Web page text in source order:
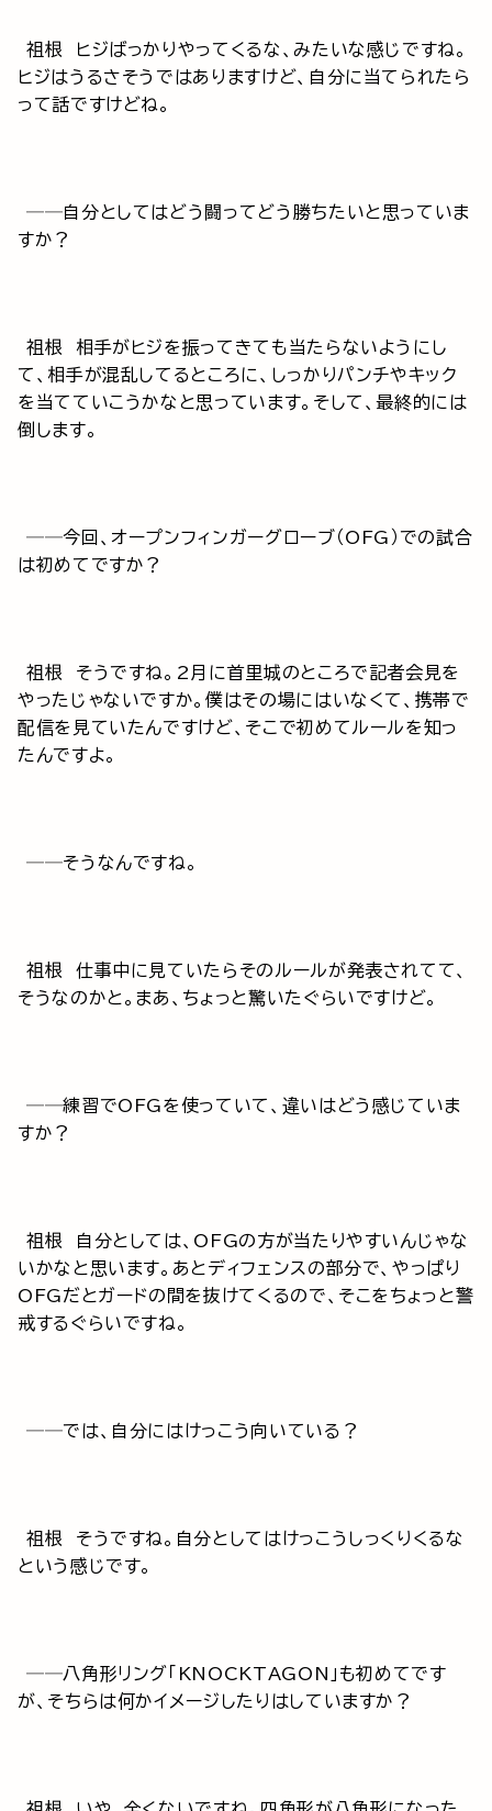
祖根 ヒジばっかりやってくるな、みたいな感じですね。
ヒジはうるさそうではありますけど、自分に当てられたら
って話ですけどね。
──自分としてはどう闘ってどう勝ちたいと思っていま
すか？
祖根 相手がヒジを振ってきても当たらないようにし
て、相手が混乱してるところに、しっかりパンチやキック
を当てていこうかなと思っています。そして、最終的には
倒します。
──今回、オープンフィンガーグローブ（OFG）での試合
は初めてですか？
祖根 そうですね。2月に首里城のところで記者会見を
やったじゃないですか。僕はその場にはいなくて、携帯で
配信を見ていたんですけど、そこで初めてルールを知っ
たんですよ。
──そうなんですね。
祖根 仕事中に見ていたらそのルールが発表されてて、
そうなのかと。まあ、ちょっと驚いたぐらいですけど。
──練習でOFGを使っていて、違いはどう感じていま
すか？
祖根 自分としては、OFGの方が当たりやすいんじゃな
いかなと思います。あとディフェンスの部分で、やっぱり
OFGだとガードの間を抜けてくるので、そこをちょっと警
戒するぐらいですね。
──では、自分にはけっこう向いている？
祖根 そうですね。自分としてはけっこうしっくりくるな
という感じです。
──八角形リング「KNOCKTAGON」も初めてです
が、そちらは何かイメージしたりはしていますか？